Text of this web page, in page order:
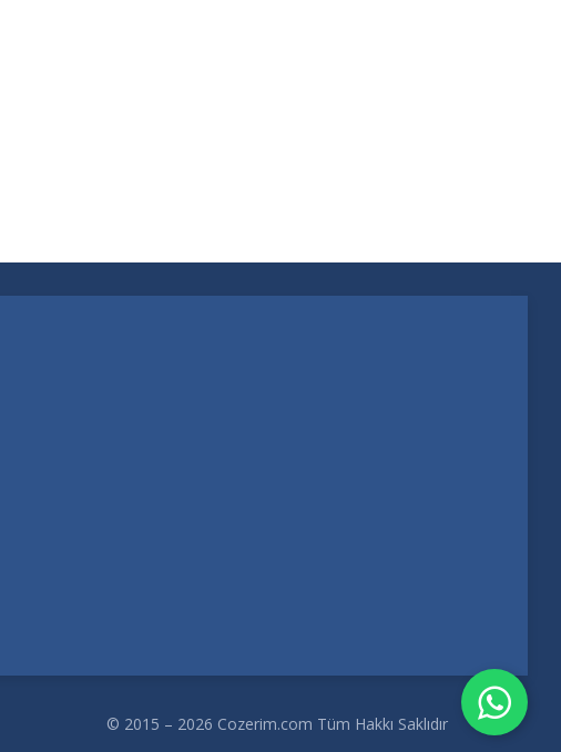
© 2015 – 2026 Cozerim.com Tüm Hakkı Saklıdır